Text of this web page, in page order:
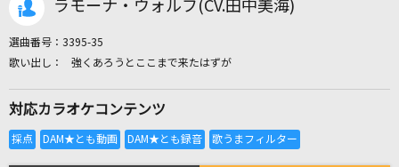
カラオケ店舗検索
全国りれき
ラモーナ・ウォルフ(CV.田中美海)
選曲番号： 3395-35
強くあろうとここまで来たはずが
対応カラオケコンテンツ